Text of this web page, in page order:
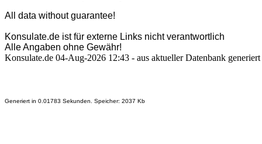
All data without guarantee!
Konsulate.de ist für externe Links nicht verantwortlich
Alle Angaben ohne Gewähr!
Konsulate.de 04-Aug-2026 12:43 - aus aktueller Datenbank generiert
Generiert in 0.01783 Sekunden. Speicher: 2037 Kb